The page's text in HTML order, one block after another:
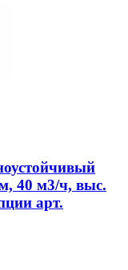
40 м3/ч, выс.
арт.